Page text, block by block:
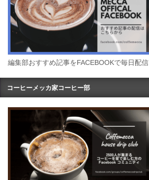
編集部おすすめ記事をFACEBOOKで毎日配信
コーヒーメッカ家コーヒー部